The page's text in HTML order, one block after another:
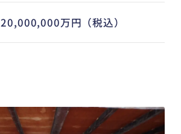
20,000,000万円（税込）